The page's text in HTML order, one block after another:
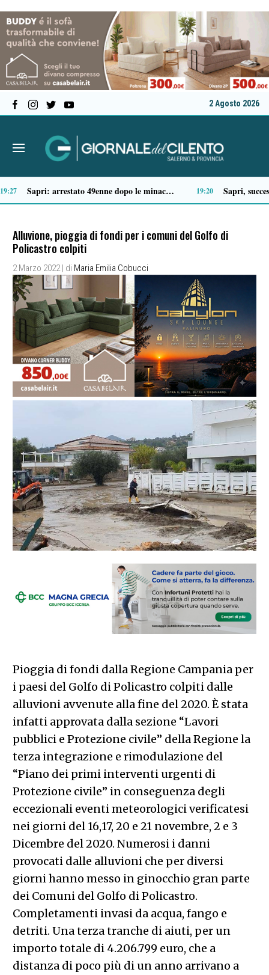
2 Agosto 2026
Tragico incidente sulla Cilentana: muore motociclista di 37 anni 13:20
Alluvione, pioggia di fondi per i comuni del Golfo di
Policastro colpiti
2 Marzo 2022 | di Maria Emilia Cobucci
Pioggia di fondi dalla Regione Campania per
i paesi del Golfo di Policastro colpiti dalle
alluvioni avvenute alla fine del 2020. È stata
infatti approvata dalla sezione “Lavori
pubblici e Protezione civile” della Regione la
terza integrazione e rimodulazione del
“Piano dei primi interventi urgenti di
Protezione civile” in conseguenza degli
eccezionali eventi meteorologici verificatesi
nei giorni del 16,17, 20 e 21 novembre, 2 e 3
Dicembre del 2020. Numerosi i danni
provocati dalle alluvioni che per diversi
giorni hanno messo in ginocchio gran parte
dei Comuni del Golfo di Policastro.
Completamenti invasi da acqua, fango e
detriti. Una terza tranche di aiuti, per un
importo totale di 4.206.799 euro, che a
distanza di poco più di un anno arrivano a